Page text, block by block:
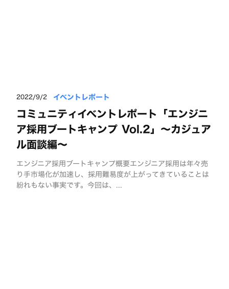
2022/9/2 イベントレポート
コミュニティイベントレポート「エンジニ
ア採用ブートキャンプ Vol.2」〜カジュア
ル面談編〜
エンジニア採用ブートキャンプ概要エンジニア採用は年々売
り手市場化が加速し、採用難易度が上がってきていることは
紛れもない事実です。今回は、...